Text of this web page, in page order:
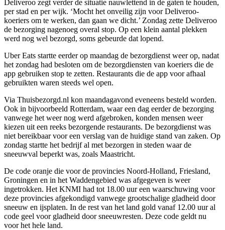
Deliveroo zegt verder de situatie nauwlettend in de gaten te houden,
per stad en per wijk. ‘Mocht het onveilig zijn voor Deliveroo-
koeriers om te werken, dan gaan we dicht.’ Zondag zette Deliveroo
de bezorging nagenoeg overal stop. Op een klein aantal plekken
werd nog wel bezorgd, soms gebeurde dat lopend.
Uber Eats startte eerder op maandag de bezorgdienst weer op, nadat
het zondag had besloten om de bezorgdiensten van koeriers die de
app gebruiken stop te zetten. Restaurants die de app voor afhaal
gebruikten waren steeds wel open.
Via Thuisbezorgd.nl kon maandagavond eveneens besteld worden.
Ook in bijvoorbeeld Rotterdam, waar een dag eerder de bezorging
vanwege het weer nog werd afgebroken, konden mensen weer
kiezen uit een reeks bezorgende restaurants. De bezorgdienst was
niet bereikbaar voor een verslag van de huidige stand van zaken. Op
zondag startte het bedrijf al met bezorgen in steden waar de
sneeuwval beperkt was, zoals Maastricht.
De code oranje die voor de provincies Noord-Holland, Friesland,
Groningen en in het Waddengebied was afgegeven is weer
ingetrokken. Het KNMI had tot 18.00 uur een waarschuwing voor
deze provincies afgekondigd vanwege grootschalige gladheid door
sneeuw en ijsplaten. In de rest van het land gold vanaf 12.00 uur al
code geel voor gladheid door sneeuwresten. Deze code geldt nu
voor het hele land.